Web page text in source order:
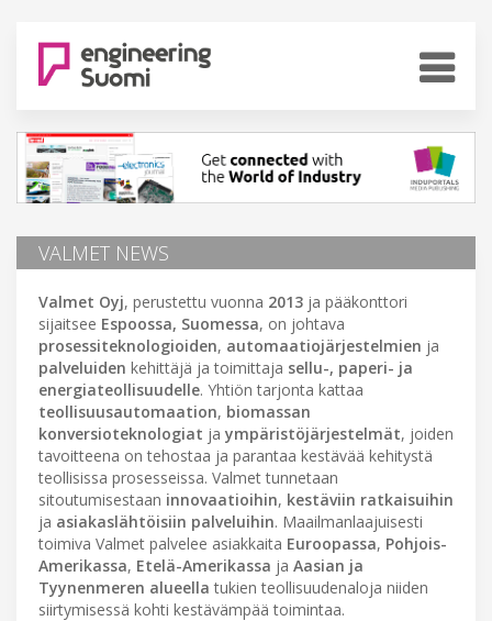
VALMET NEWS
Valmet Oyj, perustettu vuonna 2013 ja pääkonttori
sijaitsee Espoossa, Suomessa, on johtava
prosessiteknologioiden, automaatiojärjestelmien ja
palveluiden kehittäjä ja toimittaja sellu-, paperi- ja
energiateollisuudelle. Yhtiön tarjonta kattaa
teollisuusautomaation, biomassan
konversioteknologiat ja ympäristöjärjestelmät, joiden
tavoitteena on tehostaa ja parantaa kestävää kehitystä
teollisissa prosesseissa. Valmet tunnetaan
sitoutumisestaan innovaatioihin, kestäviin ratkaisuihin
ja asiakaslähtöisiin palveluihin. Maailmanlaajuisesti
toimiva Valmet palvelee asiakkaita Euroopassa, Pohjois-
Amerikassa, Etelä-Amerikassa ja Aasian ja
Tyynenmeren alueella tukien teollisuudenaloja niiden
siirtymisessä kohti kestävämpää toimintaa.